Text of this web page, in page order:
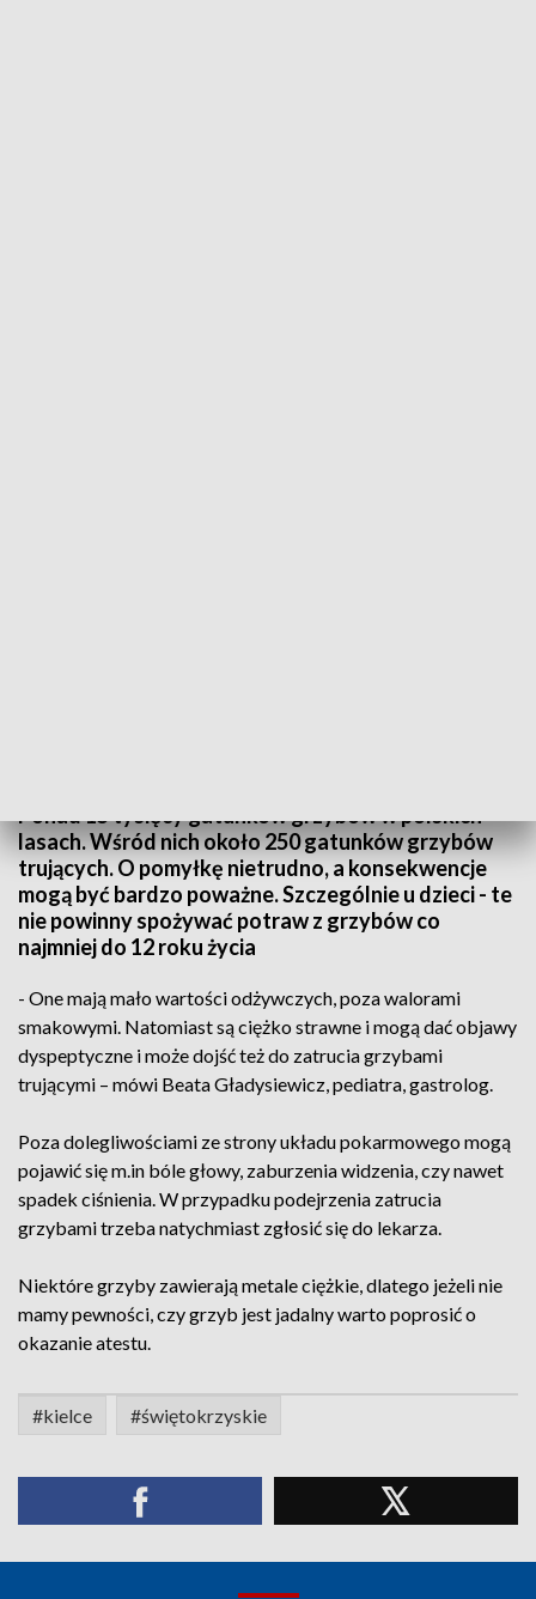
Ponad 15 tysięcy gatunków grzybów w polskich
lasach. Wśród nich około 250 gatunków grzybów
trujących. O pomyłkę nietrudno, a konsekwencje
mogą być bardzo poważne. Szczególnie u dzieci - te
nie powinny spożywać potraw z grzybów co
najmniej do 12 roku życia
- One mają mało wartości odżywczych, poza walorami
smakowymi. Natomiast są ciężko strawne i mogą dać objawy
dyspeptyczne i może dojść też do zatrucia grzybami
trującymi – mówi Beata Gładysiewicz, pediatra, gastrolog.
Poza dolegliwościami ze strony układu pokarmowego mogą
pojawić się m.in bóle głowy, zaburzenia widzenia, czy nawet
spadek ciśnienia. W przypadku podejrzenia zatrucia
grzybami trzeba natychmiast zgłosić się do lekarza.
Niektóre grzyby zawierają metale ciężkie, dlatego jeżeli nie
mamy pewności, czy grzyb jest jadalny warto poprosić o
okazanie atestu.
#kielce #świętokrzyskie